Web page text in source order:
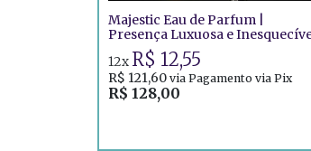
Majestic Eau de Parfum |
Presença Luxuosa e
R$ 128,00
12x R$ 12,55
R$ 121,60 via Pagamento via Pix